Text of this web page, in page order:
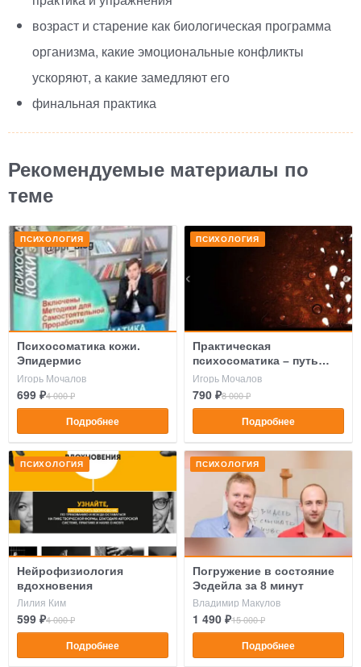
возраст и старение как биологическая программа
организма, какие эмоциональные конфликты
ускоряют, а какие замедляют его
финальная практика
Рекомендуемые материалы по
теме
ПСИХОЛОГИЯ
Психосоматика кожи.
Эпидермис
Игорь Мочалов
699 ₽4 000 ₽
Подробнее
ПСИХОЛОГИЯ
Практическая
психосоматика – путь
исцеления
Игорь Мочалов
790 ₽8 000 ₽
Подробнее
ПСИХОЛОГИЯ
Нейрофизиология
вдохновения
Лилия Ким
599 ₽4 000 ₽
Подробнее
ПСИХОЛОГИЯ
Погружение в состояние
Эсдейла за 8 минут
Владимир Макулов
1 490 ₽15 000 ₽
Подробнее